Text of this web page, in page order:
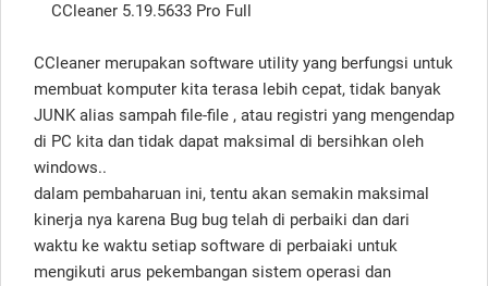
CCleaner 5.19.5633 Pro Full
CCleaner merupakan software utility yang berfungsi untuk
membuat komputer kita terasa lebih cepat, tidak banyak
JUNK alias sampah file-file , atau registri yang mengendap
di PC kita dan tidak dapat maksimal di bersihkan oleh
windows..
dalam pembaharuan ini, tentu akan semakin maksimal
kinerja nya karena Bug bug telah di perbaiki dan dari
waktu ke waktu setiap software di perbaiaki untuk
mengikuti arus pekembangan sistem operasi dan